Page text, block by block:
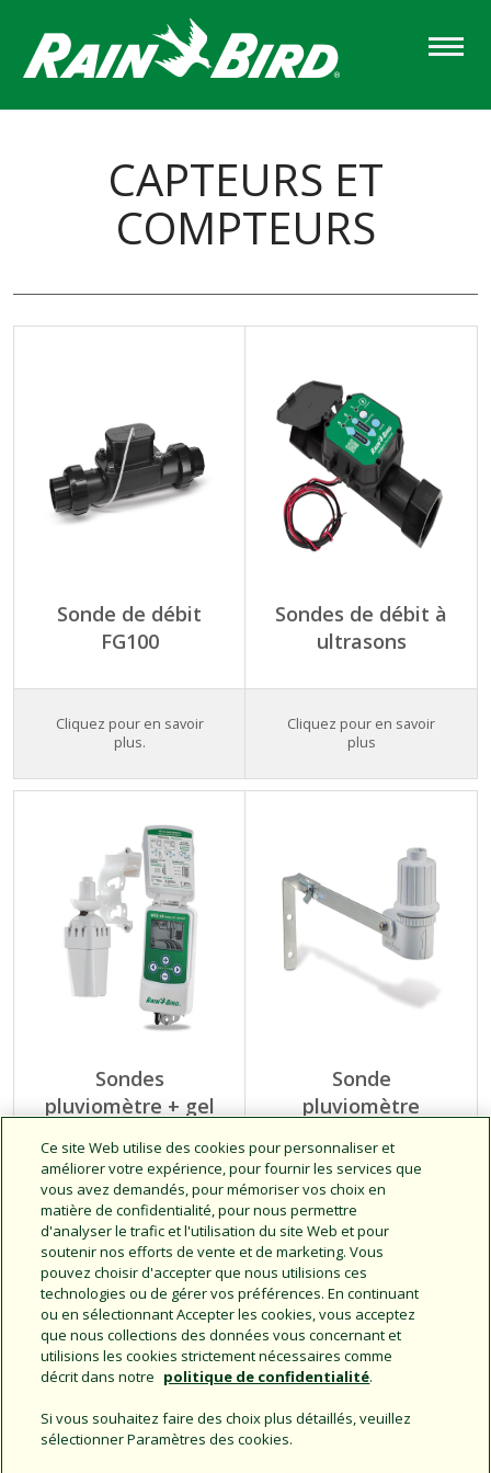
main
content
CAPTEURS ET
COMPTEURS
Sonde de débit
FG100
Cliquez pour en savoir
plus.
Sondes de débit à
ultrasons
Cliquez pour en savoir
plus
Sondes
pluviomètre + gel
WR2 et WR2-48
Sonde pluviomètre et de
gel sans fil d’arrêt
permettant d'économiser
jusqu'à 35 % d'eau
Sonde
pluviomètre
RSD
Compatible avec les
programmateurs
d’arrosage de toutes les
marques.
Empêche l'arrosage
lorsqu'il pleut.
Ce site Web utilise des cookies pour personnaliser et
améliorer votre expérience, pour fournir les services que
vous avez demandés, pour mémoriser vos choix en
matière de confidentialité, pour nous permettre
d'analyser le trafic et l'utilisation du site Web et pour
soutenir nos efforts de vente et de marketing. Vous
pouvez choisir d'accepter que nous utilisions ces
technologies ou de gérer vos préférences. En continuant
ou en sélectionnant Accepter les cookies, vous acceptez
que nous collections des données vous concernant et
utilisions les cookies strictement nécessaires comme
décrit dans notre politique de confidentialité.
Si vous souhaitez faire des choix plus détaillés, veuillez
sélectionner Paramètres des cookies.